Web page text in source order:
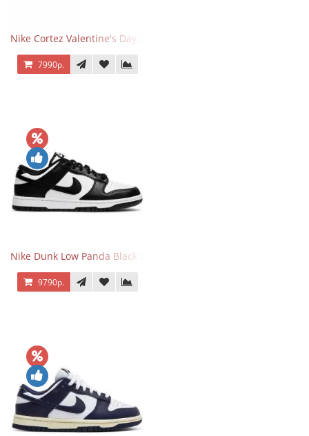
Nike Cortez Valentine's Day 2025
7990р.
Nike Dunk Low Panda Black White
9790р.